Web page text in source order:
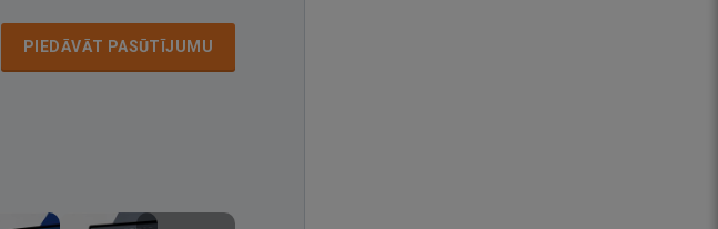
PIEDĀVĀT PASŪTĪJUMU